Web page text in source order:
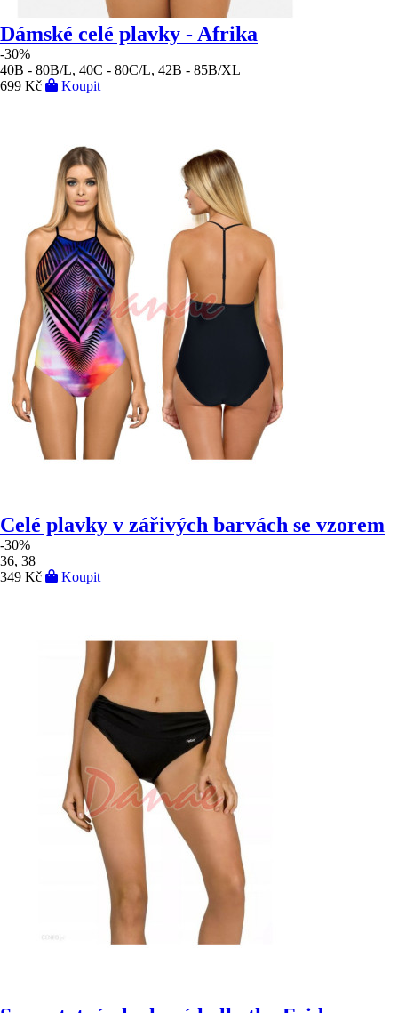
Dámské celé plavky - Afrika
-30%
40B - 80B/L, 40C - 80C/L, 42B - 85B/XL
699 Kč
Koupit
Celé plavky v zářivých barvách se vzorem
-30%
36, 38
349 Kč
Koupit